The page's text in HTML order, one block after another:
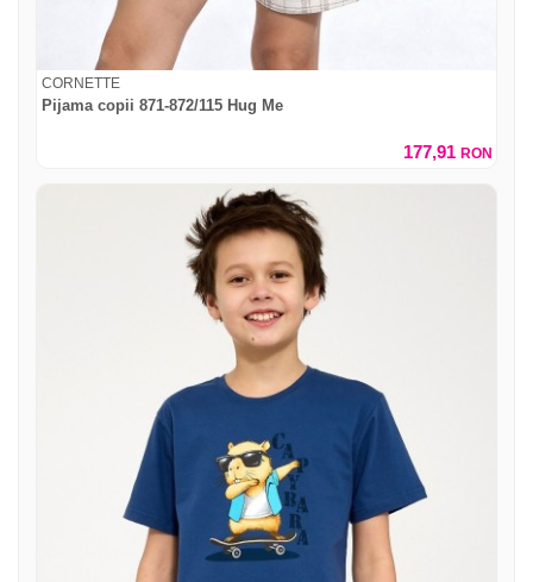
CORNETTE
Pijama copii 871-872/115 Hug Me
177,91 RON